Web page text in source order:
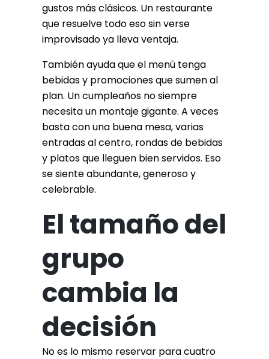
gustos más clásicos. Un restaurante
que resuelve todo eso sin verse
improvisado ya lleva ventaja.
También ayuda que el menú tenga
bebidas y promociones que sumen al
plan. Un cumpleaños no siempre
necesita un montaje gigante. A veces
basta con una buena mesa, varias
entradas al centro, rondas de bebidas
y platos que lleguen bien servidos. Eso
se siente abundante, generoso y
celebrable.
El tamaño del
grupo
cambia la
decisión
No es lo mismo reservar para cuatro